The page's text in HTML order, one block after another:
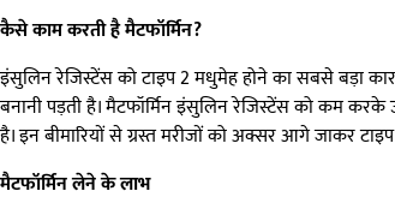
कैसे काम करती है मैटफॉर्मिन?
इंसुलिन रेजिस्टेंस को टाइप 2 मधुमेह होने का सबसे बड़ा
बनानी पड़ती है। मैटफॉर्मिन इंसुलिन रेजिस्टेंस को कम करके
है। इन बीमारियों से ग्रस्त मरीजों को अक्सर आगे जाकर
मैटफॉर्मिन लेने के लाभ